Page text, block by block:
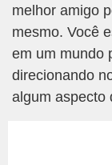
melhor amigo
mesmo. Você
em um mundo
direcionando
algum aspecto